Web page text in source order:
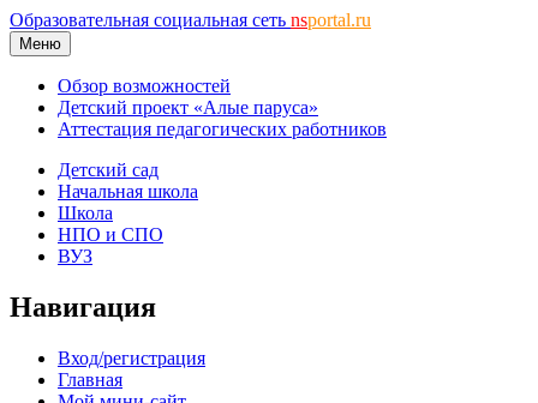
Образовательная социальная сеть nsportal.ru
Меню
Обзор возможностей
Детский проект «Алые паруса»
Аттестация педагогических работников
Детский сад
Начальная школа
Школа
НПО и СПО
ВУЗ
Навигация
Вход/регистрация
Главная